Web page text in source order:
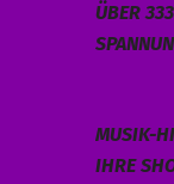
ÜBER
MUSIK-
IHRE